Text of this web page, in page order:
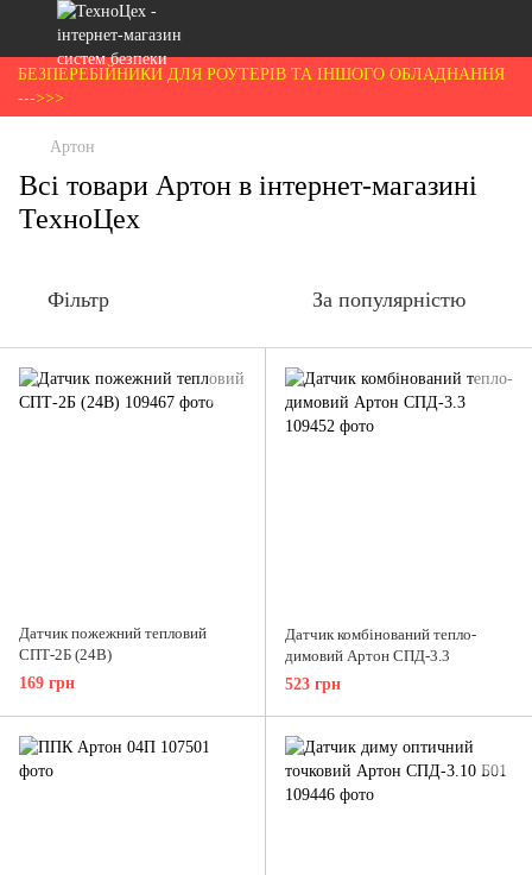
БЕЗПЕРЕБІЙНИКИ ДЛЯ РОУТЕРІВ ТА ІНШОГО ОБЛАДНАННЯ
--->>>
Артон
Всі товари Артон в інтернет-магазині
ТехноЦех
Фільтр За популярністю
Датчик пожежний тепловий
СПТ-2Б (24В)
169 грн
Датчик комбінований тепло-
димовий Артон СПД-3.3
523 грн